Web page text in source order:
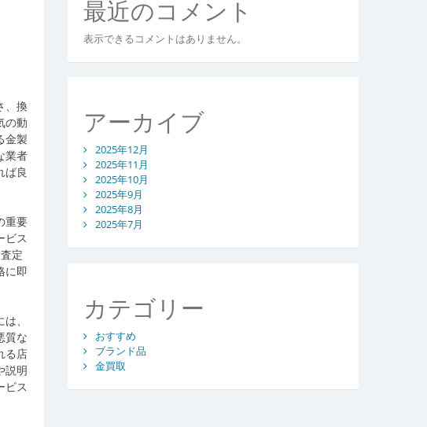
、換
の動
金製
業者
ば良
重要
ビス
定
に即
、
質な
る店
説明
ビス
最近のコメント
表示できるコメントはありません。
アーカイブ
2025年12月
2025年11月
2025年10月
2025年9月
2025年8月
2025年7月
カテゴリー
おすすめ
ブランド品
金買取